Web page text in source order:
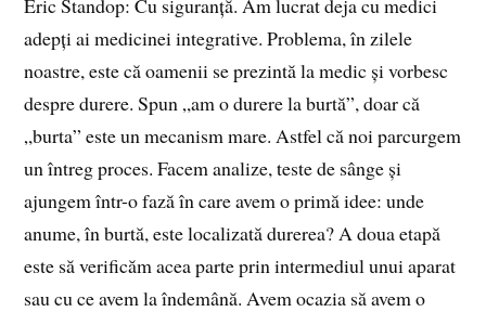
adepți ai medicinei integrative. Problema, în zilele
noastre, este că oamenii se prezintă la medic și vorbesc
despre durere. Spun „am o durere la burtă”, doar că
„burta” este un mecanism mare. Astfel că noi parcurgem
un întreg proces. Facem analize, teste de sânge și
ajungem într-o fază în care avem o primă idee: unde
anume, în burtă, este localizată durerea? A doua etapă
este să verificăm acea parte prin intermediul unui aparat
sau cu ce avem la îndemână. Avem ocazia să avem o